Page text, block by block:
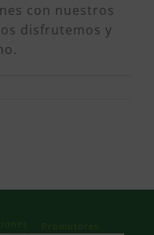
con nuestros
disfrutemos y
Promotores